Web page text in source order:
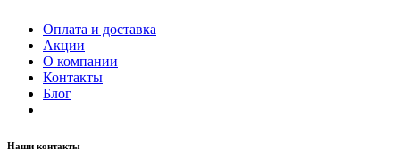
Оплата и доставка
Акции
О компании
Контакты
Блог
Наши контакты